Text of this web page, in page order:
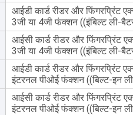
आईडी कार्ड रीडर और फिंगरप्रिंट
3जी या 4जी फंक्शन ((इंबिल्ट ली-
आईसी कार्ड रीडर और फिंगरप्रिंट
3जी या 4जी फंक्शन ((इंबिल्ट ली-
आईडी कार्ड रीडर और फिंगरप्रिंट
इंटरनल पीओई फंक्शन ((बिल्ट-इन
आईसी कार्ड रीडर और फिंगरप्रिंट
इंटरनल पीओई फंक्शन ((बिल्ट-इन